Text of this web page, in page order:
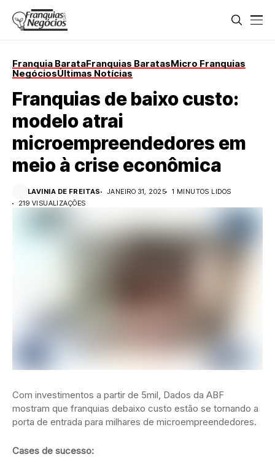
Franquia BarataFranquias BaratasMicro Franquias
NegóciosÚltimas Notícias
Franquias de baixo custo:
modelo atrai
microempreendedores em
meio à crise econômica
LAVINIA DE FREITAS JANEIRO 31, 2025
1 MINUTOS LIDOS
219 VISUALIZAÇÕES
Com investimentos a partir de 5mil, Dados da ABF
mostram que franquias debaixo custo estão se tornando a
porta de entrada para milhares de microempreendedores.
Cases de sucesso: